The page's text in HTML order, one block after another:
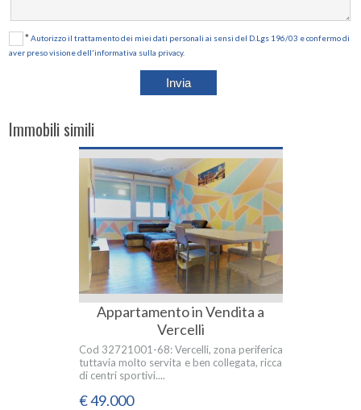
*Autorizzo il trattamento dei miei dati personali ai sensi del D.Lgs 196/03 e confermo di
aver preso visione dell'informativa sulla privacy.
Immobili simili
Appartamento in Vendita a
Vercelli
Cod 32721001-68: Vercelli, zona periferica
tuttavia molto servita e ben collegata, ricca
di centri sportivi....
€ 49.000